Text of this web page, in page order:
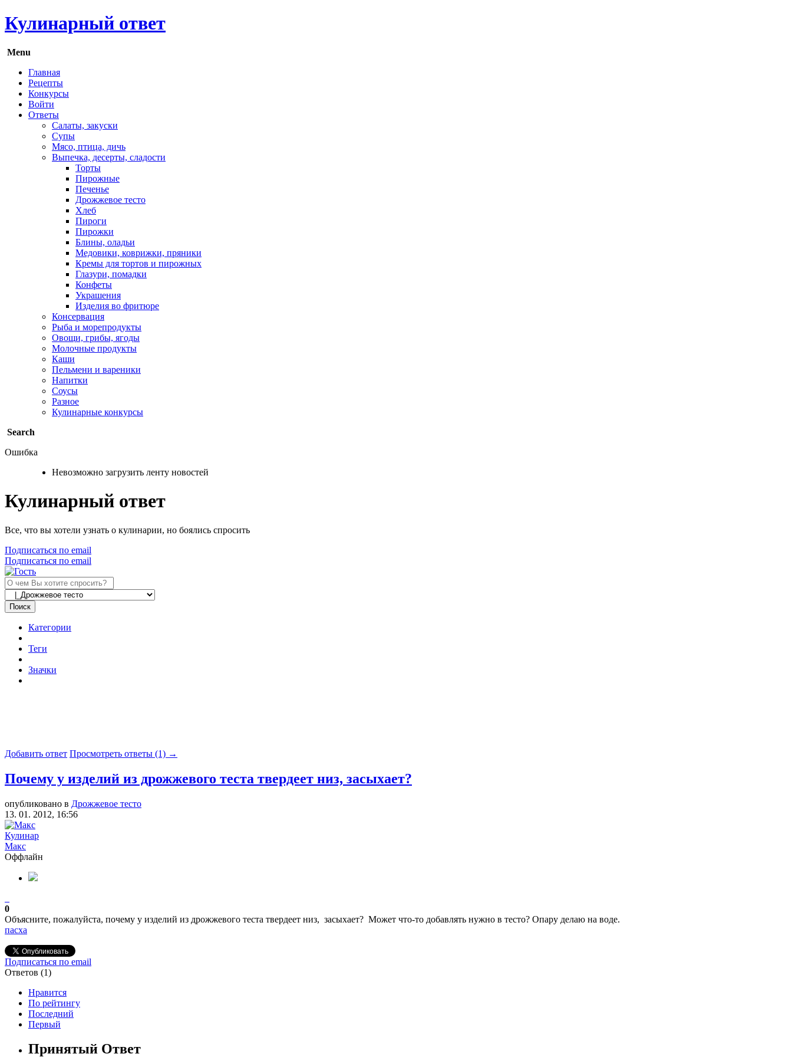
Кулинарный ответ
Menu
Главная
Рецепты
Конкурсы
Войти
Ответы
Салаты, закуски
Супы
Мясо, птица, дичь
Выпечка, десерты, сладости
Торты
Пирожные
Печенье
Дрожжевое тесто
Хлеб
Пироги
Пирожки
Блины, оладьи
Медовики, коврижки, пряники
Кремы для тортов и пирожных
Глазури, помадки
Конфеты
Украшения
Изделия во фритюре
Консервация
Рыба и морепродукты
Овощи, грибы, ягоды
Молочные продукты
Каши
Пельмени и вареники
Напитки
Соусы
Разное
Кулинарные конкурсы
Search
Ошибка
Невозможно загрузить ленту новостей
Кулинарный ответ
Все, что вы хотели узнать о кулинарии, но боялись спросить
Подписаться по email
Подписаться по email
Поиск
Категории
Теги
Значки
Добавить ответ Просмотреть ответы (1) →
Почему у изделий из дрожжевого теста твердеет низ, засыхает?
опубликовано в Дрожжевое тесто
13. 01. 2012, 16:56
Кулинар
Макс
Оффлайн
0
Объясните, пожалуйста, почему у изделий из дрожжевого теста твердеет низ, засыхает? Может что-то добавлять нужно в тесто? Опару делаю на воде.
пасха
Подписаться по email
Ответов (1)
Нравится
По рейтингу
Последний
Первый
Принятый Ответ